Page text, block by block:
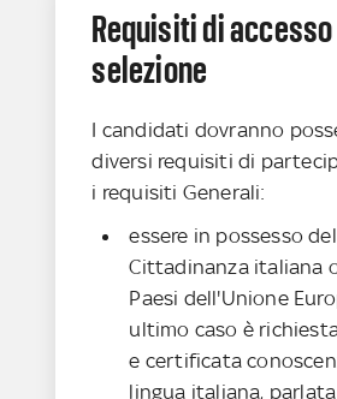
Requisiti di
selezione
I candidati dovranno
diversi requisiti di
i requisiti Generali:
essere in possesso
Cittadinanza italiana
Paesi dell'Unione
ultimo caso è
e certificata
lingua italiana,